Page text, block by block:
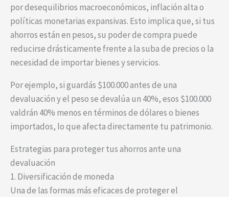
por desequilibrios macroeconómicos, inflación alta o
políticas monetarias expansivas. Esto implica que, si tus
ahorros están en pesos, su poder de compra puede
reducirse drásticamente frente a la suba de precios o la
necesidad de importar bienes y servicios.
Por ejemplo, si guardás $100.000 antes de una
devaluación y el peso se devalúa un 40%, esos $100.000
valdrán 40% menos en términos de dólares o bienes
importados, lo que afecta directamente tu patrimonio.
Estrategias para proteger tus ahorros ante una
devaluación
1. Diversificación de moneda
Una de las formas más eficaces de proteger el